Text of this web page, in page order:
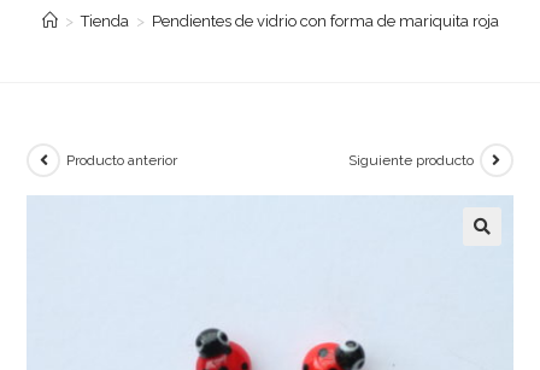
> Tienda > Pendientes de vidrio con forma de mariquita roja
Producto anterior Siguiente producto